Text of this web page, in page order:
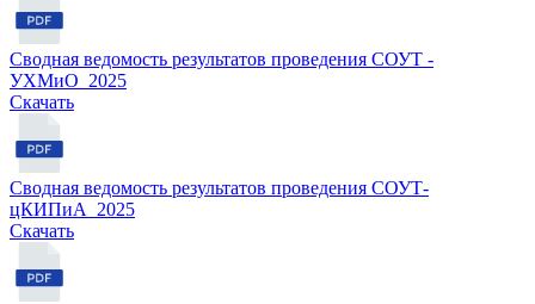
Сводная ведомость результатов проведения СОУТ -
УХМиО_2025
Cкачать
Сводная ведомость результатов проведения СОУТ-
цКИПиА_2025
Cкачать